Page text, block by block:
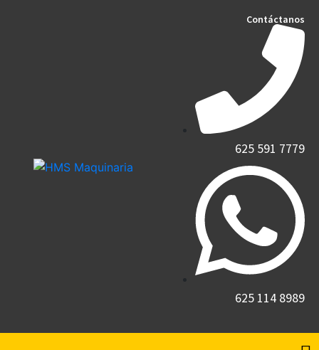
Contáctanos
625 591 7779​
625 114 8989